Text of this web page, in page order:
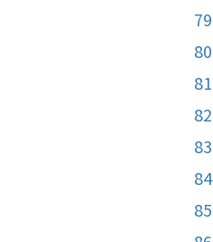
79
80
81
82
83
84
85